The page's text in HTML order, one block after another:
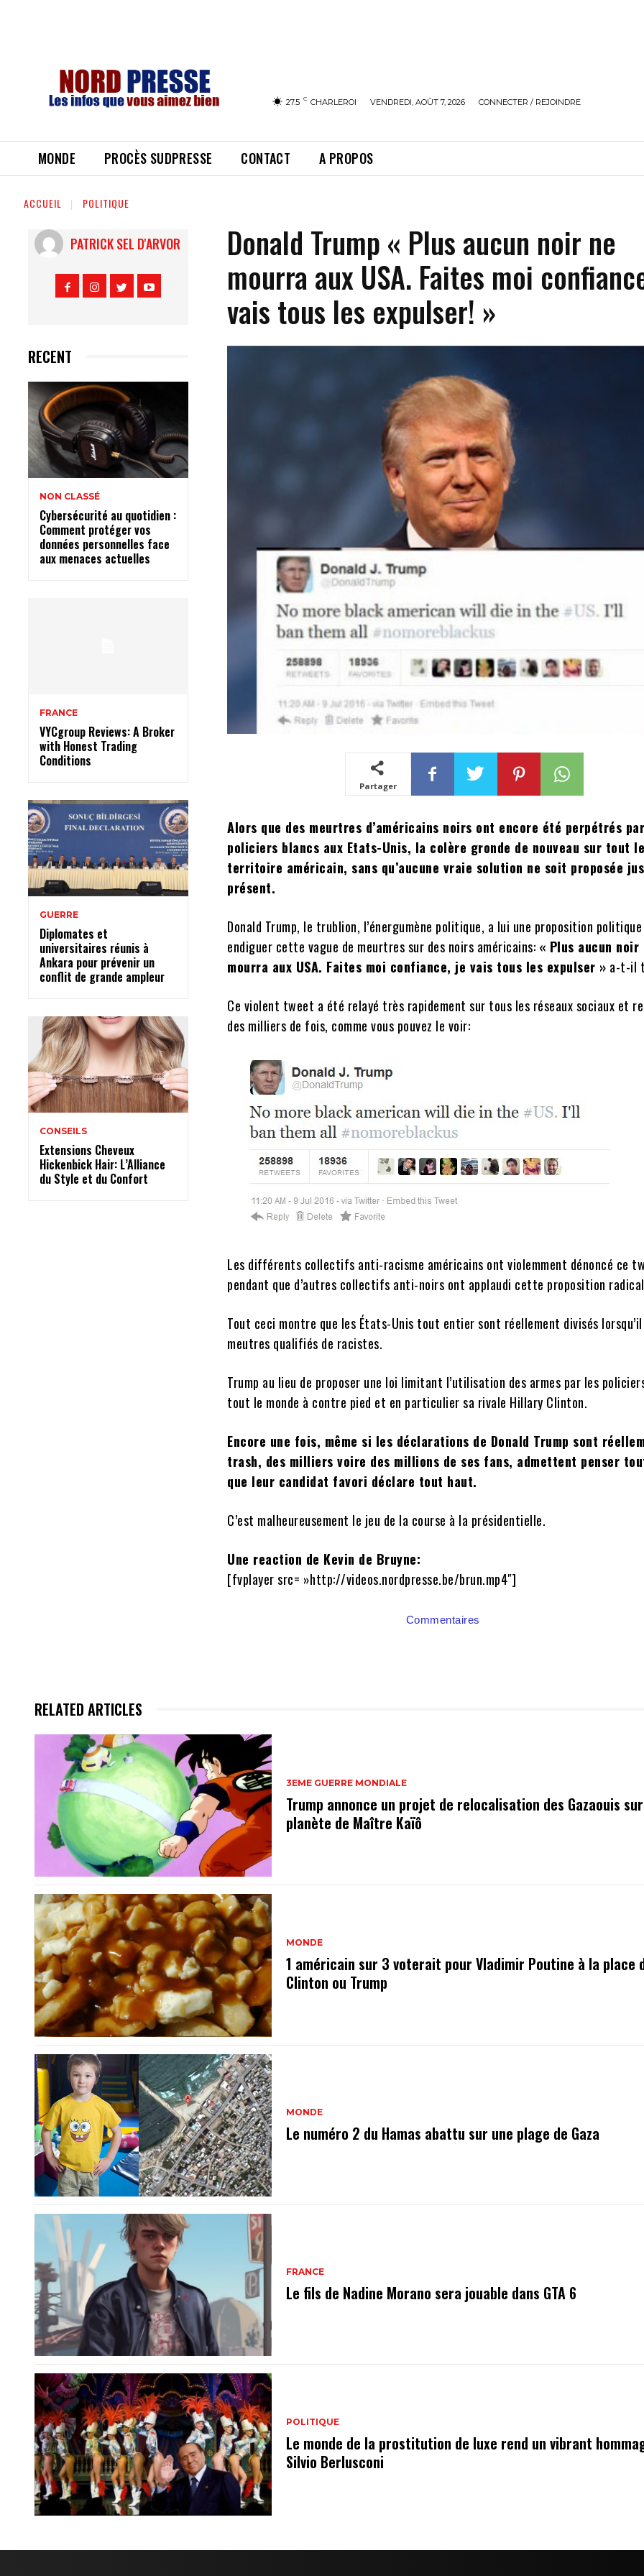
27.5 C CHARLEROI VENDREDI, AOÛT 7, 2026 CONNECTER / REJOINDRE
MONDE PROCÈS SUDPRESSE CONTACT A PROPOS
ACCUEIL POLITIQUE
PATRICK SEL D'ARVOR
RECENT
NON CLASSÉ
Cybersécurité au quotidien :
Comment protéger vos
données personnelles face
aux menaces actuelles
FRANCE
VYCgroup Reviews: A Broker
with Honest Trading
Conditions
GUERRE
Diplomates et
universitaires réunis à
Ankara pour prévenir un
conflit de grande ampleur
CONSEILS
Extensions Cheveux
Hickenbick Hair: L’Alliance
du Style et du Confort
Donald Trump « Plus aucun noir ne
mourra aux USA. Faites moi
vais tous les expulser! »
Partager
Alors que des meurtres d’américains noirs ont encore été perpétrés
policiers blancs aux Etats-Unis, la colère gronde de nouveau sur tout
territoire américain, sans qu’aucune vraie solution ne soit proposée
présent.
Donald Trump, le trublion, l’énergumène politique, a lui une proposition
endiguer cette vague de meurtres sur des noirs américains: « Plus aucun noir
mourra aux USA. Faites moi confiance, je vais tous les expulser » a-t-il
Ce violent tweet a été relayé très rapidement sur tous les réseaux sociaux et
des milliers de fois, comme vous pouvez le voir:
Les différents collectifs anti-racisme américains ont violemment dénoncé ce
pendant que d’autres collectifs anti-noirs ont applaudi cette proposition
Tout ceci montre que les États-Unis tout entier sont réellement divisés lorsqu’il
meutres qualifiés de racistes.
Trump au lieu de proposer une loi limitant l’utilisation des armes par les
tout le monde à contre pied et en particulier sa rivale Hillary Clinton.
Encore une fois, même si les déclarations de Donald Trump sont
trash, des milliers voire des millions de ses fans, admettent penser
que leur candidat favori déclare tout haut.
C’est malheureusement le jeu de la course à la présidentielle.
Une reaction de Kevin de Bruyne:
[fvplayer src= »http://videos.nordpresse.be/brun.mp4″]
Commentaires
RELATED ARTICLES
3EME GUERRE MONDIALE
Trump annonce un projet de relocalisation des Gazaouis
planète de Maître Kaïô
MONDE
1 américain sur 3 voterait pour Vladimir Poutine à la place
Clinton ou Trump
MONDE
Le numéro 2 du Hamas abattu sur une plage de Gaza
FRANCE
Le fils de Nadine Morano sera jouable dans GTA 6
POLITIQUE
Le monde de la prostitution de luxe rend un vibrant
Silvio Berlusconi